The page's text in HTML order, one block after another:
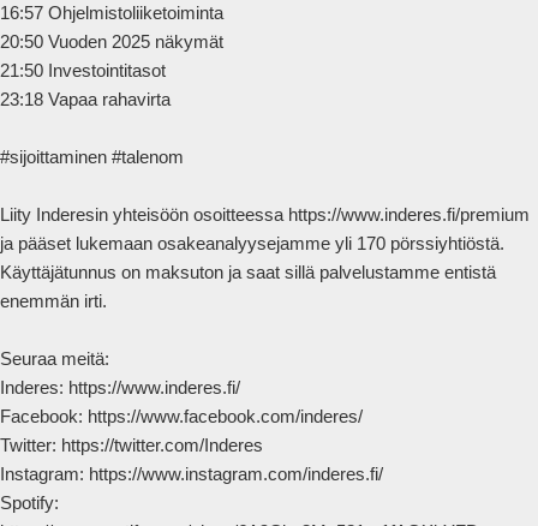
16:57 Ohjelmistoliiketoiminta
20:50 Vuoden 2025 näkymät
21:50 Investointitasot
23:18 Vapaa rahavirta
#sijoittaminen #talenom
Liity Inderesin yhteisöön osoitteessa https://www.inderes.fi/premium
ja pääset lukemaan osakeanalyysejamme yli 170 pörssiyhtiöstä.
Käyttäjätunnus on maksuton ja saat sillä palvelustamme entistä
enemmän irti.
Seuraa meitä:
Inderes: https://www.inderes.fi/
Facebook: https://www.facebook.com/inderes/
Twitter: https://twitter.com/Inderes
Instagram: https://www.instagram.com/inderes.fi/
Spotify: